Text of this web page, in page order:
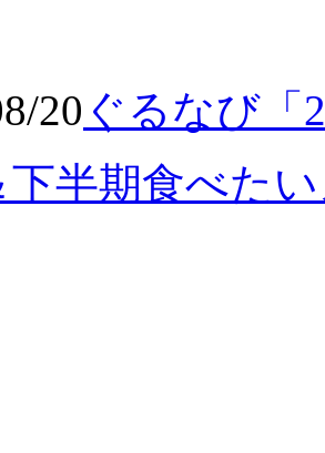
20 ぐるなび「
下半期食べた